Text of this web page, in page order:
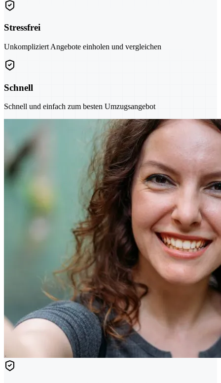
Stressfrei
Unkompliziert Angebote einholen und vergleichen
Schnell
Schnell und einfach zum besten Umzugsangebot